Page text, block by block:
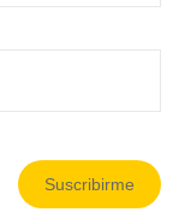
Suscribirme